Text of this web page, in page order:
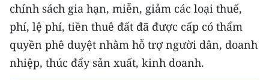
chính sách gia hạn, miễn, giảm các loại thuế,
phí, lệ phí, tiền thuê đất đã được cấp có thẩm
quyền phê duyệt nhằm hỗ trợ người dân, doanh
nhiệp, thúc đẩy sản xuất, kinh doanh.